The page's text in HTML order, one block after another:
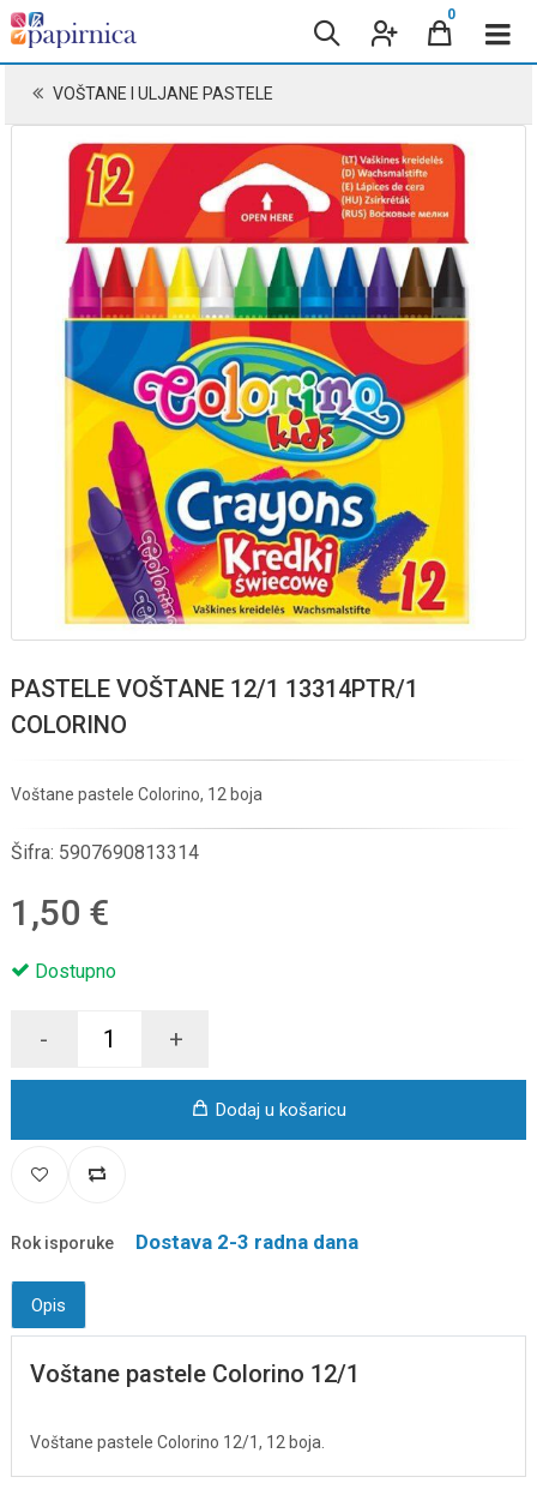
0
VOŠTANE I ULJANE PASTELE
PASTELE VOŠTANE 12/1 13314PTR/1
COLORINO
Voštane pastele Colorino, 12 boja
Šifra: 5907690813314
1,50 €
Dostupno
- +
Dodaj u košaricu
Rok isporuke Dostava 2-3 radna dana
Opis
Voštane pastele Colorino 12/1
Voštane pastele Colorino 12/1, 12 boja.